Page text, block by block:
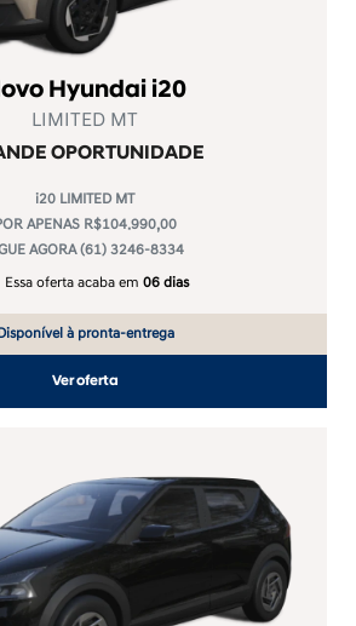
Hyundai i20
LIMITED MT
OPORTUNIDADE
i20 LIMITED MT
APENAS R$104.990,00
LIGUE AGORA (61) 3246-8334
Essa oferta acaba em 06 dias
à pronta-entrega
Ver oferta